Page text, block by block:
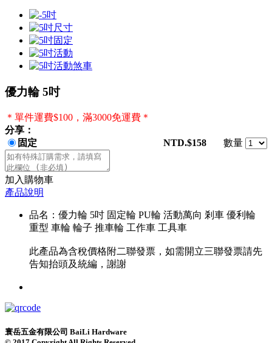
優力輪 5吋
＊單件運費$100，滿3000免運費＊
分享：
固定
NTD.$158 數量
加入購物車
產品說明
品名：優力輪 5吋 固定輪 PU輪 活動萬向 剎車 優利輪
重型 車輪 輪子 推車輪 工作車 工具車
此產品為含稅價格附二聯發票，如需開立三聯發票請先
告知抬頭及統編，謝謝
寰岳五金有限公司 BaiLi Hardware